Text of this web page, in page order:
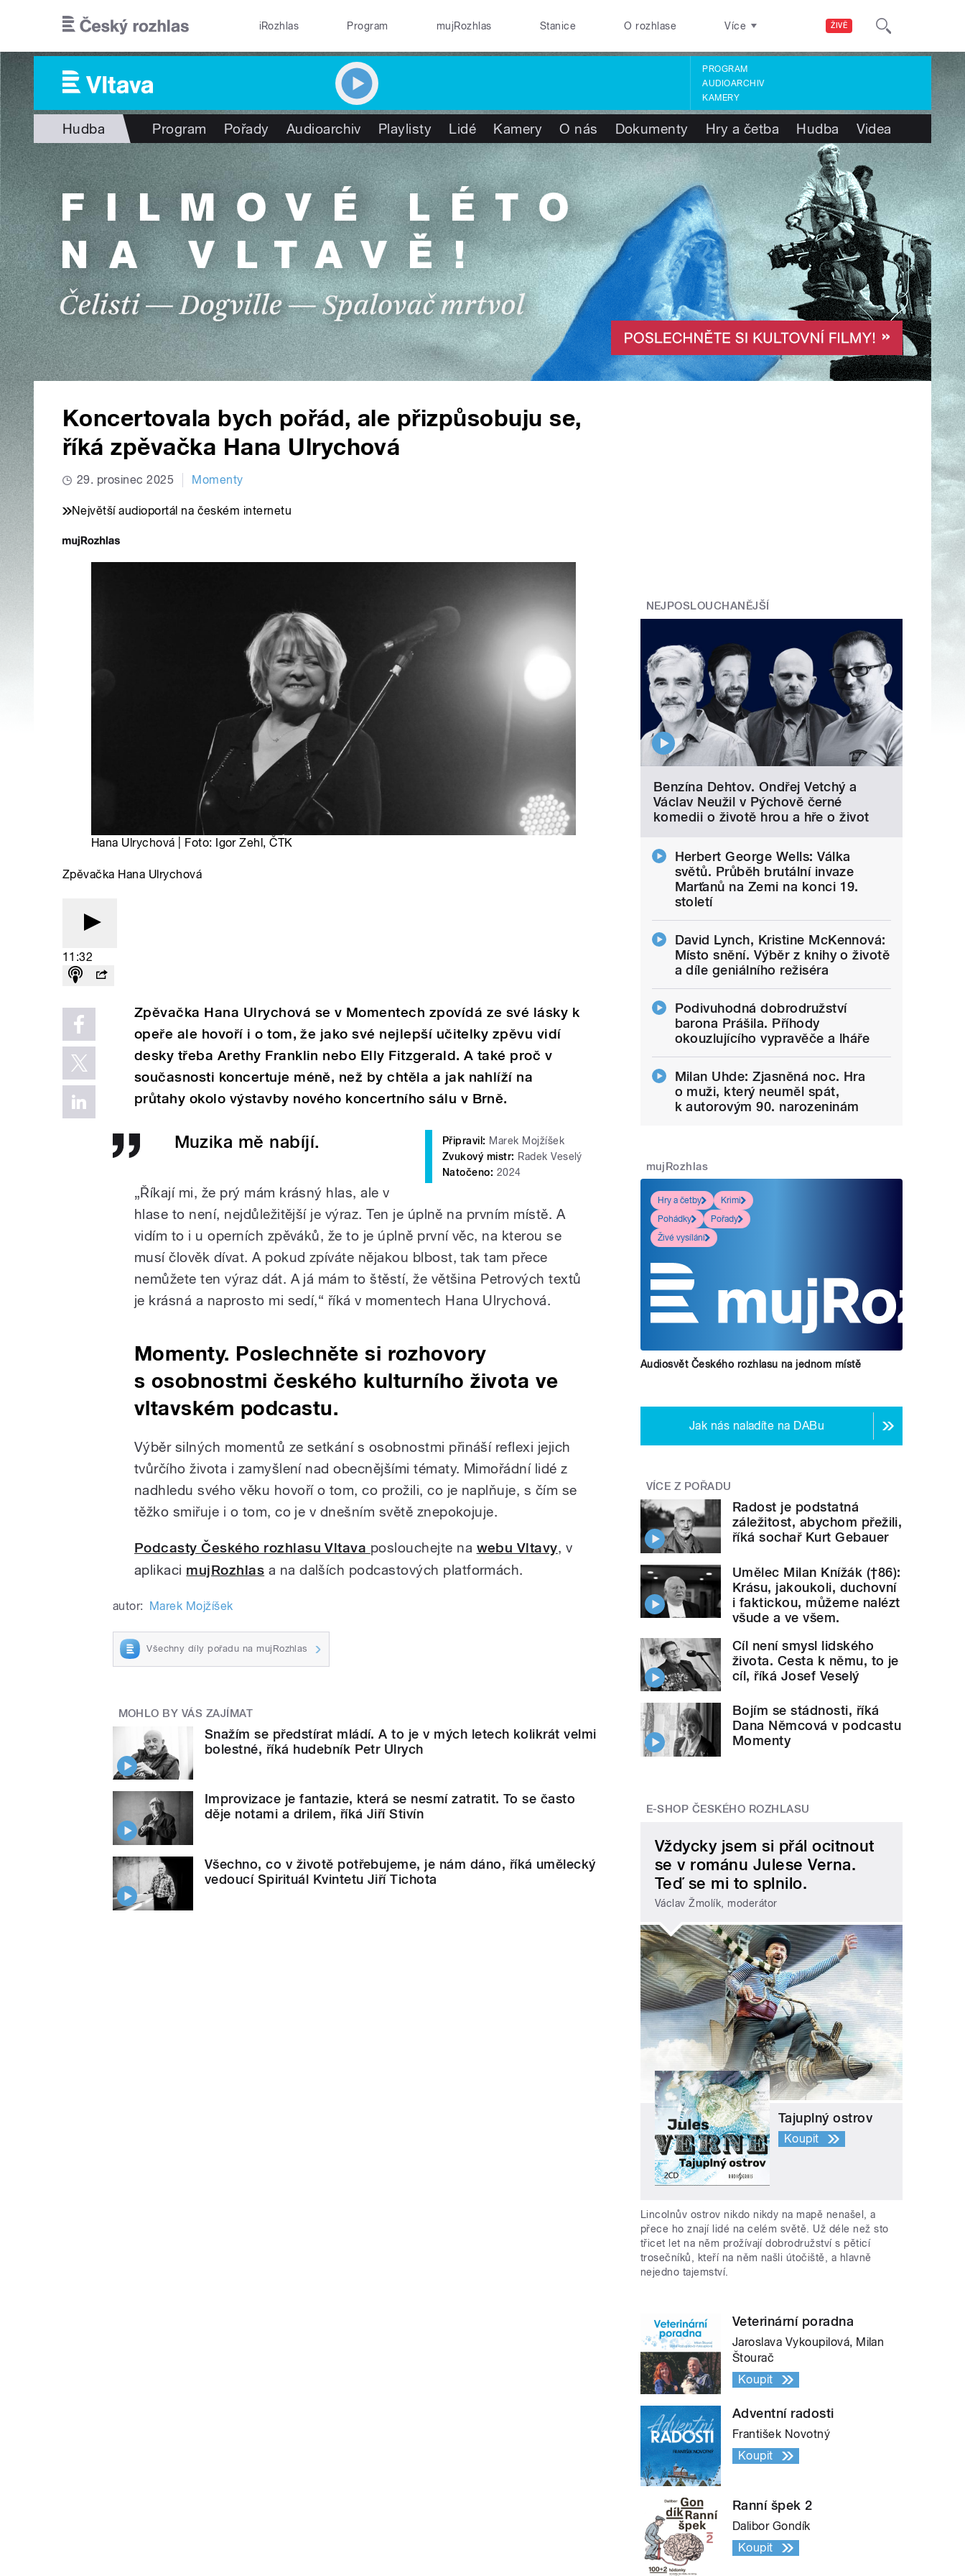
ŽIVĚ
iRozhlas Program mujRozhlas Stanice O rozhlase Více
PROGRAM
AUDIOARCHIV
KAMERY
Hudba Program Pořady Audioarchiv Playlisty Lidé Kamery O nás Dokumenty Hry a četba Hudba Videa
Koncertovala bych pořád, ale přizpůsobuju se,
říká zpěvačka Hana Ulrychová
29. prosinec 2025 Momenty
Největší audioportál na českém internetu
Hana Ulrychová | Foto: Igor Zehl, ČTK
Zpěvačka Hana Ulrychová
11:32
Zpěvačka Hana Ulrychová se v Momentech zpovídá ze své lásky k
opeře ale hovoří i o tom, že jako své nejlepší učitelky zpěvu vidí
desky třeba Arethy Franklin nebo Elly Fitzgerald. A také proč v
současnosti koncertuje méně, než by chtěla a jak nahlíží na
průtahy okolo výstavby nového koncertního sálu v Brně.
Připravil: Marek Mojžíšek
Zvukový mistr: Radek Veselý
Natočeno: 2024
Muzika mě nabíjí.
„Říkají mi, že prý mám krásný hlas, ale v
hlase to není, nejdůležitější je výraz. Ten je úplně na prvním místě. A
vidím to i u operních zpěváků, že to je úplně první věc, na kterou se
musí člověk dívat. A pokud zpíváte nějakou blbost, tak tam přece
nemůžete ten výraz dát. A já mám to štěstí, že většina Petrových textů
je krásná a naprosto mi sedí,“ říká v momentech Hana Ulrychová.
Momenty. Poslechněte si rozhovory
s osobnostmi českého kulturního života ve
vltavském podcastu.
Výběr silných momentů ze setkání s osobnostmi přináší reflexi jejich
tvůrčího života i zamyšlení nad obecnějšími tématy. Mimořádní lidé z
nadhledu svého věku hovoří o tom, co prožili, co je naplňuje, s čím se
těžko smiřuje i o tom, co je v dnešním světě znepokojuje.
Podcasty Českého rozhlasu Vltava poslouchejte na webu Vltavy, v
aplikaci mujRozhlas a na dalších podcastových platformách.
autor: Marek Mojžíšek
Všechny díly pořadu na mujRozhlas
MOHLO BY VÁS ZAJÍMAT
Snažím se předstírat mládí. A to je v mých letech kolikrát velmi
bolestné, říká hudebník Petr Ulrych
Improvizace je fantazie, která se nesmí zatratit. To se často
děje notami a drilem, říká Jiří Stivín
Všechno, co v životě potřebujeme, je nám dáno, říká umělecký
vedoucí Spirituál Kvintetu Jiří Tichota
NEJPOSLOUCHANĚJŠÍ
Benzína Dehtov. Ondřej Vetchý a
Václav Neužil v Pýchově černé
komedii o životě hrou a hře o život
Herbert George Wells: Válka
světů. Průběh brutální invaze
Marťanů na Zemi na konci 19.
století
David Lynch, Kristine McKennová:
Místo snění. Výběr z knihy o životě
a díle geniálního režiséra
Podivuhodná dobrodružství
barona Prášila. Příhody
okouzlujícího vypravěče a lháře
Milan Uhde: Zjasněná noc. Hra
o muži, který neuměl spát,
k autorovým 90. narozeninám
mujRozhlas
Hry a četby
Krimi
Pohádky
Pořady
Živé vysílání
Audiosvět Českého rozhlasu na jednom místě
Jak nás naladíte na DABu
VÍCE Z POŘADU
Radost je podstatná
záležitost, abychom přežili,
říká sochař Kurt Gebauer
Umělec Milan Knížák (†86):
Krásu, jakoukoli, duchovní
i faktickou, můžeme nalézt
všude a ve všem.
Cíl není smysl lidského
života. Cesta k němu, to je
cíl, říká Josef Veselý
Bojím se stádnosti, říká
Dana Němcová v podcastu
Momenty
E-SHOP ČESKÉHO ROZHLASU
Vždycky jsem si přál ocitnout
se v románu Julese Verna.
Teď se mi to splnilo.
Václav Žmolík, moderátor
Tajuplný ostrov
Koupit
Lincolnův ostrov nikdo nikdy na mapě nenašel, a
přece ho znají lidé na celém světě. Už déle než sto
třicet let na něm prožívají dobrodružství s pěticí
trosečníků, kteří na něm našli útočiště, a hlavně
nejedno tajemství.
Veterinární poradna
Jaroslava Vykoupilová, Milan
Štourač
Koupit
Adventní radosti
František Novotný
Koupit
Ranní špek 2
Dalibor Gondík
Koupit